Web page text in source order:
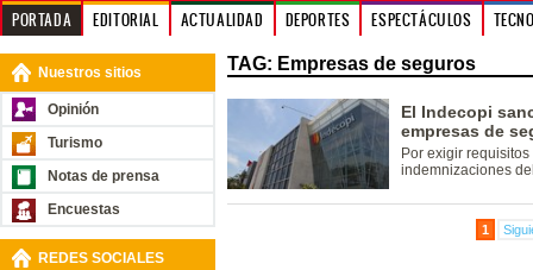
PORTADA EDITORIAL ACTUALIDAD DEPORTES ESPECTÁCULOS
Nuestros sitios
Opinión
Turismo
Notas de prensa
Encuestas
REDES SOCIALES
TAG: Empresas de seguros
El Indecopi
empresas de
Por exigir
indemnizaciones
1